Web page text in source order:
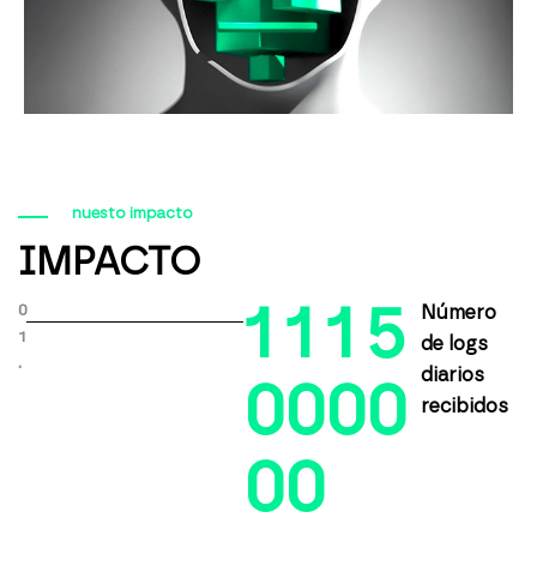
nuesto impacto
IMPACTO
0
1
.
1 1 1 5
0000
00
Número
de logs
diarios
recibidos